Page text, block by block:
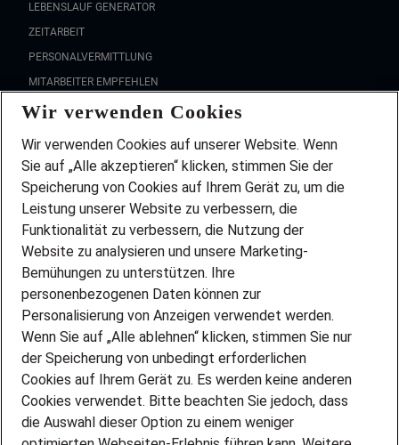
LEBENSLAUF GENERATOR
ZEITARBEIT
PERSONALVERMITTLUNG
MITARBEITER EMPFEHLEN
FAQ
Wir stellen ein!
DEINE BERUFSGRUPPE
DEINE LEBENSSITUATION
PARTNERSHIP WITH AIRBUS
INITIATIV BEWERBEN
ÜBER UNS
STANDORTE
BLOG
PRESSE
KONTAKT
Wir verwenden Cookies
Wir verwenden Cookies auf unserer Website. Wenn
Sie auf „Alle akzeptieren“ klicken, stimmen Sie der
Speicherung von Cookies auf Ihrem Gerät zu, um die
Leistung unserer Website zu verbessern, die
Funktionalität zu verbessern, die Nutzung der
Website zu analysieren und unsere Marketing-
Bemühungen zu unterstützen. Ihre
personenbezogenen Daten können zur
Personalisierung von Anzeigen verwendet werden.
Wenn Sie auf „Alle ablehnen“ klicken, stimmen Sie nur
der Speicherung von unbedingt erforderlichen
Cookies auf Ihrem Gerät zu. Es werden keine anderen
Cookies verwendet. Bitte beachten Sie jedoch, dass
die Auswahl dieser Option zu einem weniger